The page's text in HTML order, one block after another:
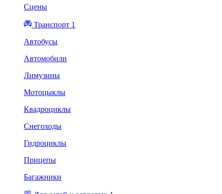
Сцены
Транспорт 1
Автобусы
Автомобили
Лимузины
Мотоцыклы
Квадроциклы
Снегоходы
Гидроциклы
Прицепы
Багажники